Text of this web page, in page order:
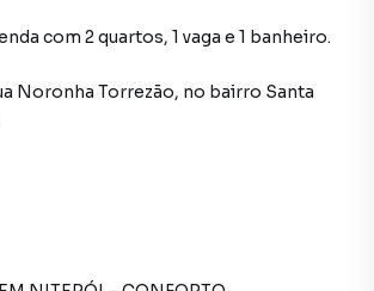
com 2 quartos, 1 vaga e 1 banheiro.
Noronha Torrezão, no bairro Santa